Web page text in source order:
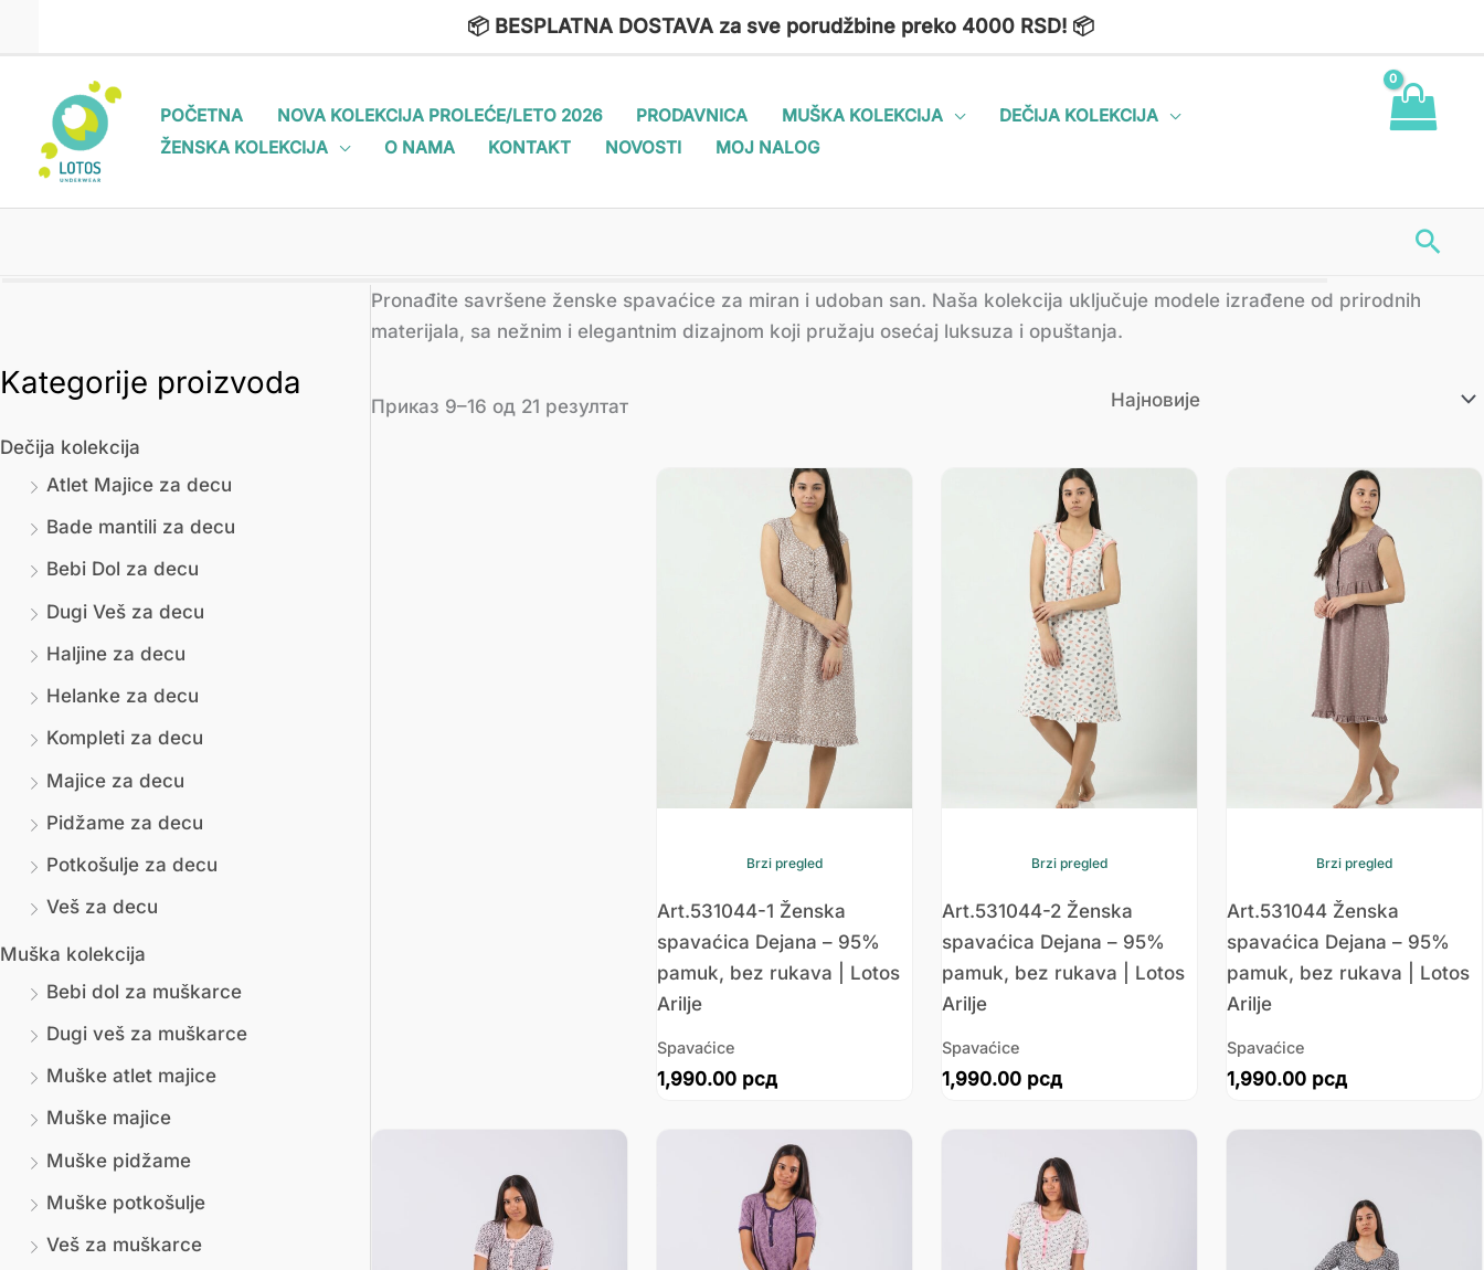
📦 BESPLATNA DOSTAVA za sve porudžbine preko 4000 RSD! 📦
POČETNA NOVA KOLEKCIJA PROLEĆE/LETO 2026 PRODAVNICA MUŠKA KOLEKCIJA
DEČIJA KOLEKCIJA
ŽENSKA KOLEKCIJA
O NAMA KONTAKT NOVOSTI MOJ NALOG
Kategorije proizvoda
Dečija kolekcija
Atlet Majice za decu
Bade mantili za decu
Bebi Dol za decu
Dugi Veš za decu
Haljine za decu
Helanke za decu
Kompleti za decu
Majice za decu
Pidžame za decu
Potkošulje za decu
Veš za decu
Muška kolekcija
Bebi dol za muškarce
Dugi veš za muškarce
Muške atlet majice
Muške majice
Muške pidžame
Muške potkošulje
Veš za muškarce
Pronađite savršene ženske spavaćice za miran i udoban san. Naša kolekcija uključuje modele izrađene od prirodnih
materijala, sa nežnim i elegantnim dizajnom koji pružaju osećaj luksuza i opuštanja.
Приказ 9–16 од 21 резултат
Сортирано
по
најновијем
Brzi pregled
Art.531044-1 Ženska
spavaćica Dejana – 95%
pamuk, bez rukava | Lotos
Arilje
Spavaćice
1,990.00 рсд
Brzi pregled
Art.531044-2 Ženska
spavaćica Dejana – 95%
pamuk, bez rukava | Lotos
Arilje
Spavaćice
1,990.00 рсд
Brzi pregled
Art.531044 Ženska
spavaćica Dejana – 95%
pamuk, bez rukava | Lotos
Arilje
Spavaćice
1,990.00 рсд